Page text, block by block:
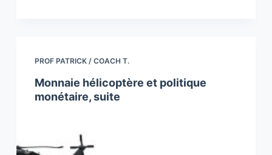
PROF PATRICK / COACH T.
Monnaie hélicoptère et politique
monétaire, suite